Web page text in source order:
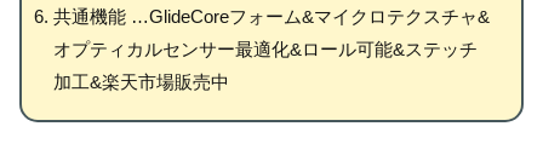
共通機能 …GlideCoreフォーム&マイクロテクスチャ&
オプティカルセンサー最適化&ロール可能&ステッチ
加工&楽天市場販売中